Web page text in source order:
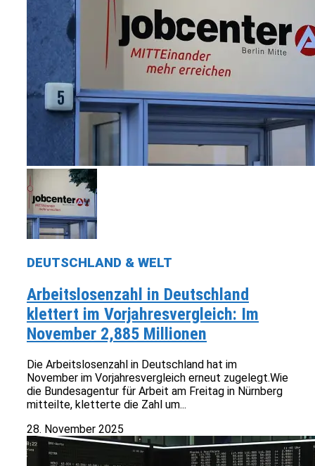
DEUTSCHLAND & WELT
Arbeitslosenzahl in Deutschland
klettert im Vorjahresvergleich: Im
November 2,885 Millionen
Die Arbeitslosenzahl in Deutschland hat im
November im Vorjahresvergleich erneut zugelegt.Wie
die Bundesagentur für Arbeit am Freitag in Nürnberg
mitteilte, kletterte die Zahl um...
28. November 2025